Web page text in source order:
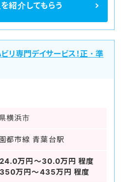
紹介してもらう
リ専門デイサービス！正・準
横浜市
都市線 青葉台駅
24.0万円～30.0万円 程度
350万円～435万円 程度